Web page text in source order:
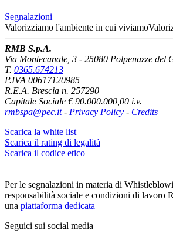
Segnalazioni
Valorizziamo l'ambiente in cui viviamo
RMB S.p.A.
Via Montecanale, 3 - 25080 Polpenazze del
T. 0365.674213
P.IVA 00617120985
R.E.A. Brescia n. 257290
Capitale Sociale € 90.000.000,00 i.v.
rmbspa@pec.it- Privacy Policy - Credits
Scarica la white list
Scarica il rating di legalità
Scarica il codice etico
Per le segnalazioni in materia di
responsabilità sociale e condizioni di lavoro
una piattaforma dedicata
Seguici sui social media